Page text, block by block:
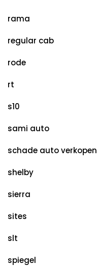
rama
regular cab
rode
rt
s10
sami auto
schade auto verkopen
shelby
sierra
sites
slt
spiegel